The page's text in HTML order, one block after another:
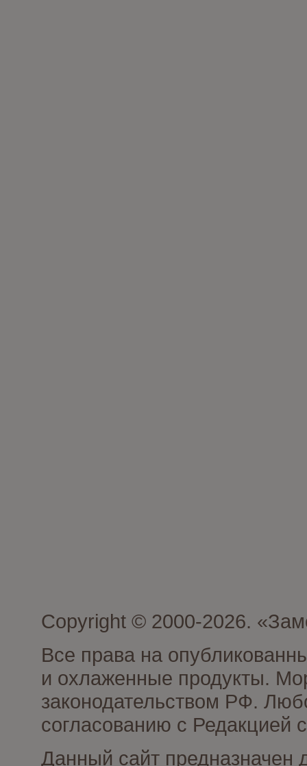
Copyright © 2000-2026.
Все права на
и охлаженные продукты.
законодательством РФ.
согласованию с Редакцией
Данный сайт предназначен